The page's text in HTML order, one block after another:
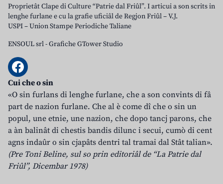
Proprietât Clape di Culture “Patrie dal Friûl”. I articui a son scrits in
lenghe furlane e cu la grafie uficiâl de Regjon Friûl – V.J.
USPI – Union Stampe Periodiche Taliane
ENSOUL srl-Grafiche GTower Studio
Cui che o sin
«O sin furlans di lenghe furlane, che a son convints di fâ
part de nazion furlane. Che al è come dî che o sin un
popul, une etnie, une nazion, che dopo tancj parons, che
a àn balinât di chestis bandis dilunc i secui, cumò di cent
agns indaûr o sin cjapâts dentri tal tramai dal Stât talian».
(Pre Toni Beline, sul so prin editoriâl de “La Patrie dal
Friûl”, Dicembar 1978)